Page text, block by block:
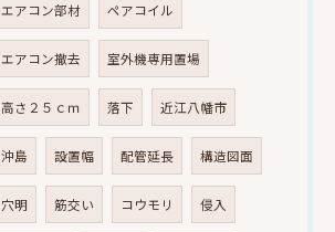
エアコン部材 ペアコイル
エアコン撤去 室外機専用置場
高さ２５ｃｍ 落下 近江八幡市
沖島 設置幅 配管延長 構造図面
穴明 筋交い コウモリ 侵入